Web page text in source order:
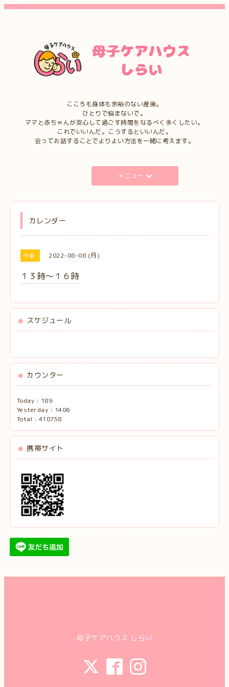
こころも身体も余裕のない産後。
ひとりで悩まないで。
ママと赤ちゃんが安心して過ごす時間をなるべく多くしたい。
これでいいんだ。こうするといいんだ。
会ってお話することでよりよい方法を一緒に考えます。
メニュー
カレンダー
午後 2022-08-08 (月)
１３時〜１６時
スケジュール
カウンター
Today : 189
Yesterday : 1406
Total : 410758
携帯サイト
母子ケアハウス しらい